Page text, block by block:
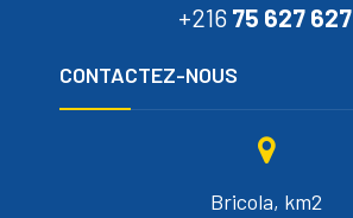
+216 75 627 627
CONTACTEZ-NOUS
Bricola, km2